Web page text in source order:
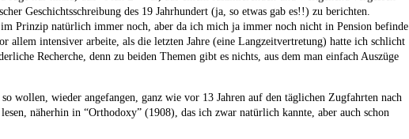
Geschichtsschreibung des 19 Jahrhundert (ja, so etwas gab es!!) zu berichten.
Prinzip natürlich immer noch, aber da ich mich ja immer noch nicht in Pension befinde
allem intensiver arbeite, als die letzten Jahre (eine Langzeitvertretung) hatte ich schlicht
Recherche, denn zu beiden Themen gibt es nichts, aus dem man einfach Auszüge
wollen, wieder angefangen, ganz wie vor 13 Jahren auf den täglichen Zugfahrten nach
näherhin in “Orthodoxy” (1908), das ich zwar natürlich kannte, aber auch schon